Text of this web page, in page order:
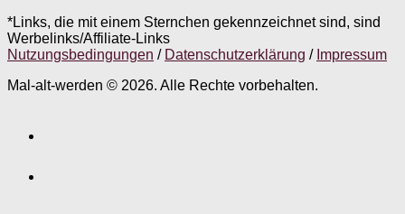
*Links, die mit einem Sternchen gekennzeichnet sind, sind
Werbelinks/Affiliate-Links
Nutzungsbedingungen / Datenschutzerklärung / Impressum
Mal-alt-werden © 2026. Alle Rechte vorbehalten.